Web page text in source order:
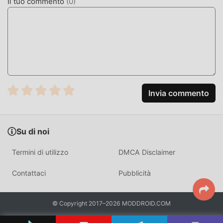
Invia commento
Su di noi
Termini di utilizzo DMCA Disclaimer
Contattaci Pubblicità
© Copyright 2017–2026 MODDROID.COM